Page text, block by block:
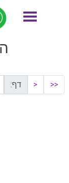
דף הבית
<<
< דף: